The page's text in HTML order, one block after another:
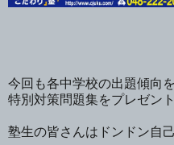
今回も各中学校の出題傾向
特別対策問題集をプレゼント
塾生の皆さんはドンドン自